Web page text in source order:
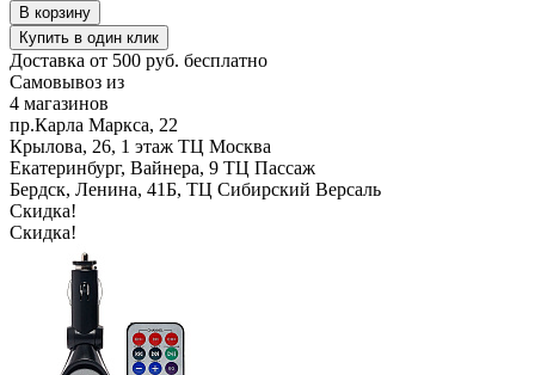
В корзину
Купить в один клик
Доставка от 500 руб. бесплатно
Самовывоз из
4 магазинов
пр.Карла Маркса, 22
Крылова, 26, 1 этаж ТЦ Москва
Екатеринбург, Вайнера, 9 ТЦ Пассаж
Бердск, Ленина, 41Б, ТЦ Сибирский Версаль
Скидка!
Скидка!